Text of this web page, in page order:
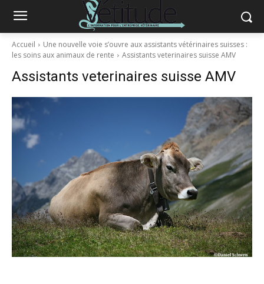
Accueil
Une nouvelle voie s’ouvre aux assistants vétérinaires suisses :
les soins aux animaux de rente
Assistants veterinaires suisse AMV
Assistants veterinaires suisse AMV